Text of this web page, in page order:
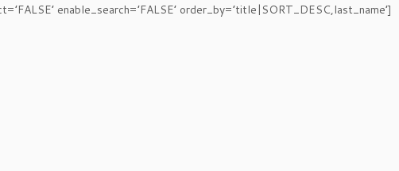
enable_search=’FALSE’ order_by=’title|SORT_DESC,last_name’]